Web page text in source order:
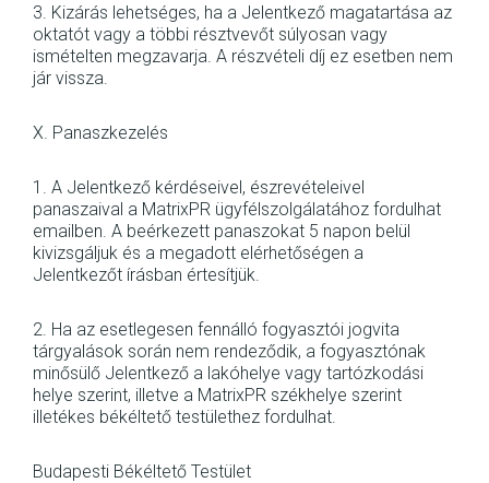
3. Kizárás lehetséges, ha a Jelentkező magatartása az
oktatót vagy a többi résztvevőt súlyosan vagy
ismételten megzavarja. A részvételi díj ez esetben nem
jár vissza.
X. Panaszkezelés
1. A Jelentkező kérdéseivel, észrevételeivel
panaszaival a MatrixPR ügyfélszolgálatához fordulhat
emailben. A beérkezett panaszokat 5 napon belül
kivizsgáljuk és a megadott elérhetőségen a
Jelentkezőt írásban értesítjük.
2. Ha az esetlegesen fennálló fogyasztói jogvita
tárgyalások során nem rendeződik, a fogyasztónak
minősülő Jelentkező a lakóhelye vagy tartózkodási
helye szerint, illetve a MatrixPR székhelye szerint
illetékes békéltető testülethez fordulhat.
Budapesti Békéltető Testület